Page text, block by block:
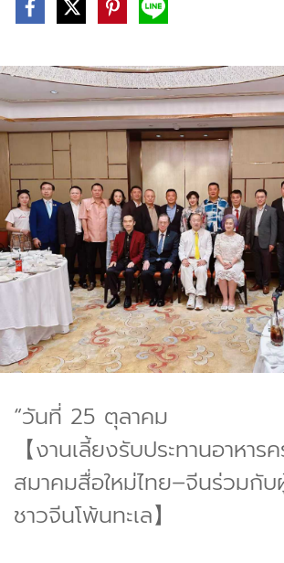
“วันที่ 25 ตุลาคม
【งานเลี้ยงรับประทานอาหา
สมาคมสื่อใหม่ไทย–จีนร่วมกั
ชาวจีนโพ้นทะเล】